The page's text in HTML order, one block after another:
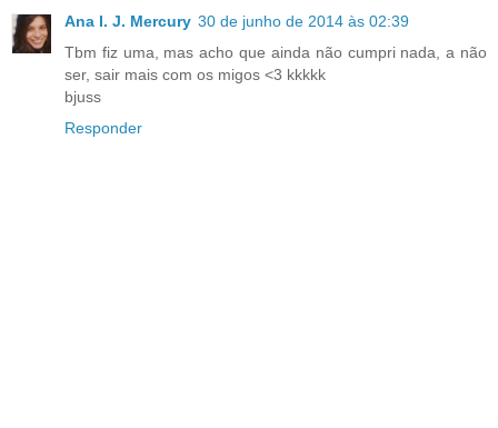
Ana I. J. Mercury 30 de junho de 2014 às 02:39
Tbm fiz uma, mas acho que ainda não cumpri nada, a não
ser, sair mais com os migos <3 kkkkk
bjuss
Responder